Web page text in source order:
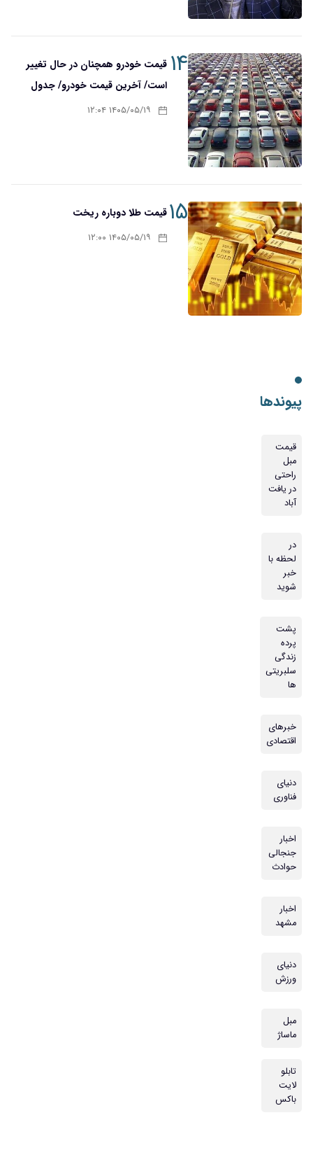
۱۴ قیمت‌ خودرو همچنان در حال تغییر
است/ آخرین قیمت خودرو/ جدول
۱۴۰۵/۰۵/۱۹ ۱۲:۰۴
۱۵قیمت طلا دوباره ریخت
۱۴۰۵/۰۵/۱۹ ۱۲:۰۰
پیوندها
قیمت
مبل
راحتی
در یافت
آباد
در
لحظه با
خبر
شوید
پشت
پرده
زندگی
سلبریتی
ها
خبرهای
اقتصادی
دنیای
فناوری
اخبار
جنجالی
حوادث
اخبار
مشهد
دنیای
ورزش
مبل
ماساژ
تابلو
لایت
باکس